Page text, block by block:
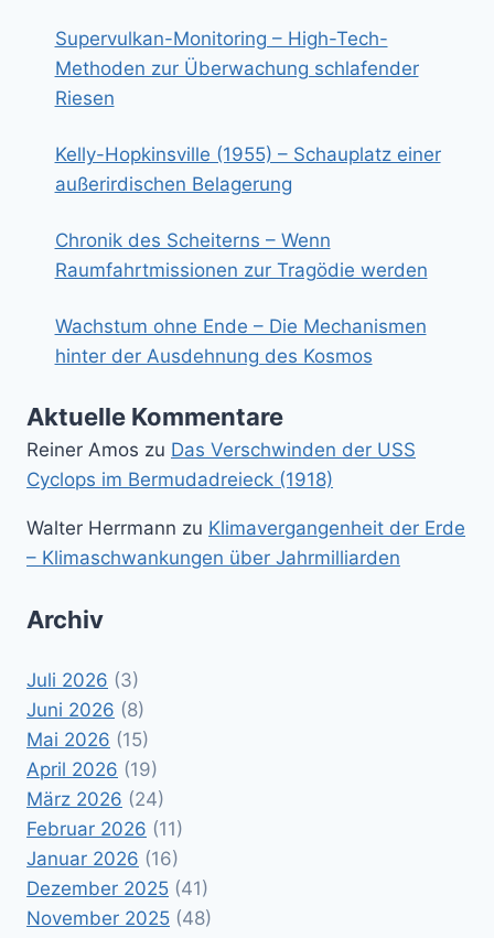
Supervulkan-Monitoring – High-Tech-
Methoden zur Überwachung schlafender
Riesen
Kelly-Hopkinsville (1955) – Schauplatz einer
außerirdischen Belagerung
Chronik des Scheiterns – Wenn
Raumfahrtmissionen zur Tragödie werden
Wachstum ohne Ende – Die Mechanismen
hinter der Ausdehnung des Kosmos
Aktuelle Kommentare
Reiner Amos zu Das Verschwinden der USS
Cyclops im Bermudadreieck (1918)
Walter Herrmann zu Klimavergangenheit der Erde
– Klimaschwankungen über Jahrmilliarden
Archiv
Juli 2026 (3)
Juni 2026 (8)
Mai 2026 (15)
April 2026 (19)
März 2026 (24)
Februar 2026 (11)
Januar 2026 (16)
Dezember 2025 (41)
November 2025 (48)